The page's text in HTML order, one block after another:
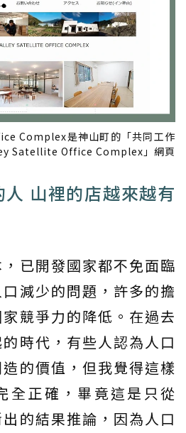
Complex是神山町的「共同工作
Satellite Office Complex」網頁
山裡的店越來越有
已開發國家都不免面臨
減少的問題，許多的擔
競爭力的降低。在過去
時代，有些人認為人口
的價值，但我覺得這樣
全正確，畢竟這是只從
出的結果推論，因為人口